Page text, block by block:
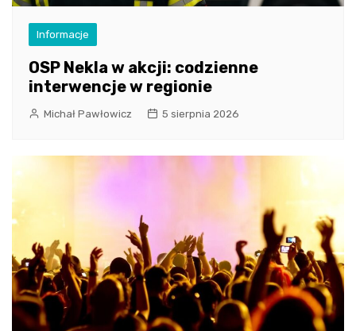
Informacje
OSP Nekla w akcji: codzienne
interwencje w regionie
Michał Pawłowicz 5 sierpnia 2026